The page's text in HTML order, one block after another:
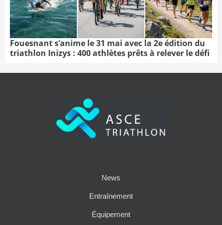
Fouesnant s’anime le 31 mai avec la 2e édition du
triathlon Inizys : 400 athlètes prêts à relever le défi
News
Entraînement
Équipement